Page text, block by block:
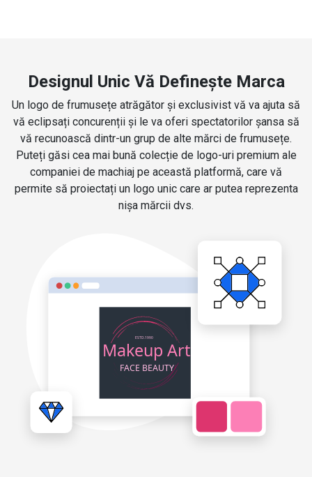
Designul Unic Vă Definește Marca
Un logo de frumusețe atrăgător și exclusivist vă va ajuta să
vă eclipsați concurenții și le va oferi spectatorilor șansa să
vă recunoască dintr-un grup de alte mărci de frumusețe.
Puteți găsi cea mai bună colecție de logo-uri premium ale
companiei de machiaj pe această platformă, care vă
permite să proiectați un logo unic care ar putea reprezenta
nișa mărcii dvs.